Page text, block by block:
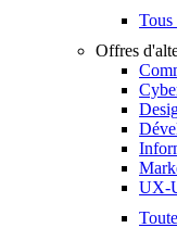
Tous
Offres
UX-